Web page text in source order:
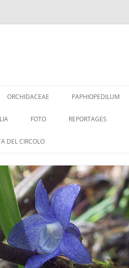
al
ORCHIDACEAE PAPHIOPEDILUM
FOTO REPORTAGES
DEL CIRCOLO